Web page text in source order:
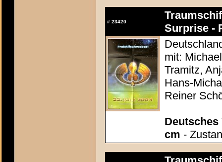
# 23420
Surprise -
mit:
Tramitz,
Hans-
Reiner
Deutsches
cm -